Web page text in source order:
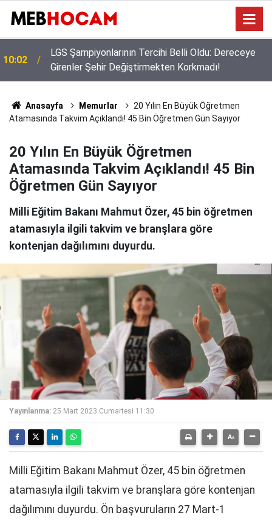
09:02
Bakan Yusuf Tekin Başkanlığında Şırnak’ta 81 İl
Müdürüyle Eğitim Zirvesi
Anasayfa Memurlar
20 Yılın En Büyük Öğretmen
Atamasında Takvim Açıklandı! 45 Bin Öğretmen Gün Sayıyor
20 Yılın En Büyük Öğretmen
Atamasında Takvim Açıklandı! 45 Bin
Öğretmen Gün Sayıyor
Milli Eğitim Bakanı Mahmut Özer, 45 bin öğretmen
atamasıyla ilgili takvim ve branşlara göre
kontenjan dağılımını duyurdu.
Yayınlanma: 25 Mart 2023 Cumartesi 11:30
Milli Eğitim Bakanı Mahmut Özer, 45 bin öğretmen
atamasıyla ilgili takvim ve branşlara göre kontenjan
dağılımını duyurdu. Ön başvuruların 27 Mart-1